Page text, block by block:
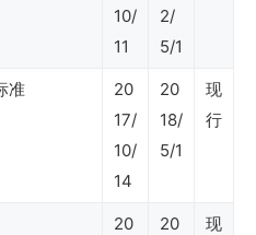
10/
11
2/
5/1
准
20
17/
10/
14
20
18/
5/1
现
行
20
20
现